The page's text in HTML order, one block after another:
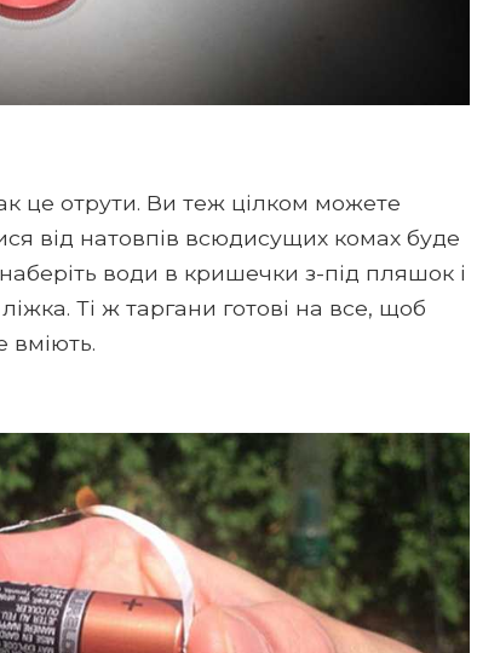
це отрути. Ви теж цілком можете
від натовпів всюдисущих комах буде
води в кришечки з-під пляшок і
Ті ж таргани готові на все, щоб
вміють.